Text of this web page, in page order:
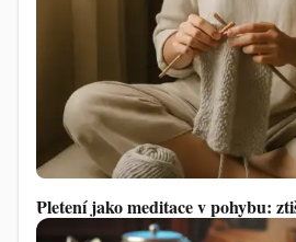
Pletení jako meditace v pohybu: